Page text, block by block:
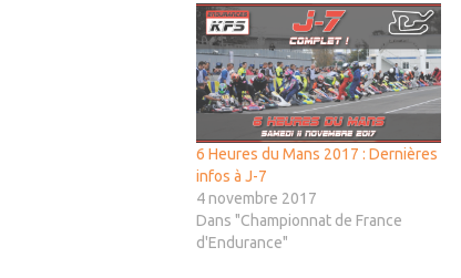
6 Heures du Mans 2017 : Dernières
infos à J-7
4 novembre 2017
Dans "Championnat de France
d'Endurance"